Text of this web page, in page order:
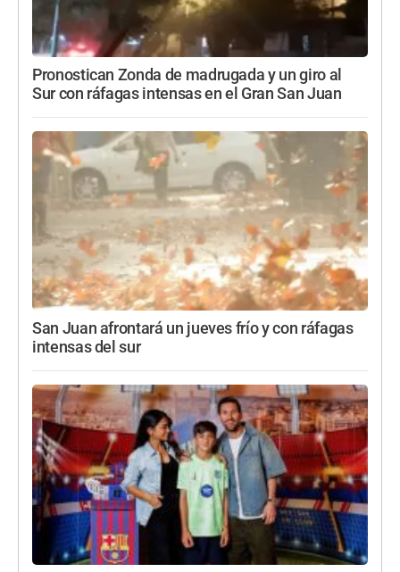
Pronostican Zonda de madrugada y un giro al
Sur con ráfagas intensas en el Gran San Juan
San Juan afrontará un jueves frío y con ráfagas
intensas del sur